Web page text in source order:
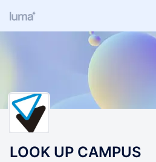
LOOK UP CAMPUS